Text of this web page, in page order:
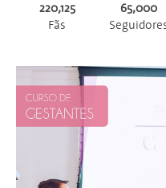
220,125
Fãs
65,000